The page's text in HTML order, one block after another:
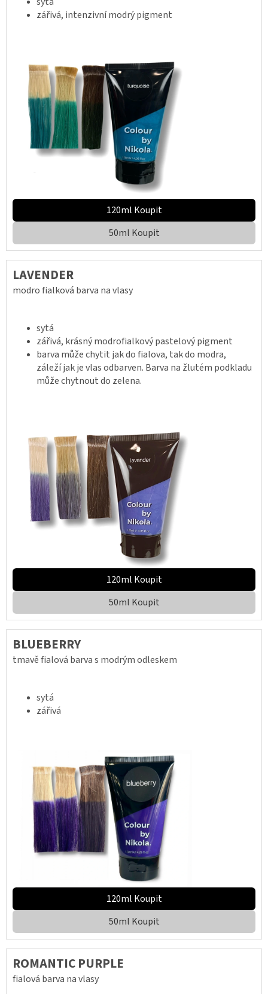
zářivá, intenzivní modrý pigment
120ml Koupit
50ml Koupit
LAVENDER
modro fialková barva na vlasy
sytá
zářivá, krásný modrofialkový pastelový pigment
barva může chytit jak do fialova, tak do modra,
záleží jak je vlas odbarven. Barva na žlutém podkladu
může chytnout do zelena.
120ml Koupit
50ml Koupit
BLUEBERRY
tmavě fialová barva s modrým odleskem
sytá
zářivá
120ml Koupit
50ml Koupit
ROMANTIC PURPLE
fialová barva na vlasy